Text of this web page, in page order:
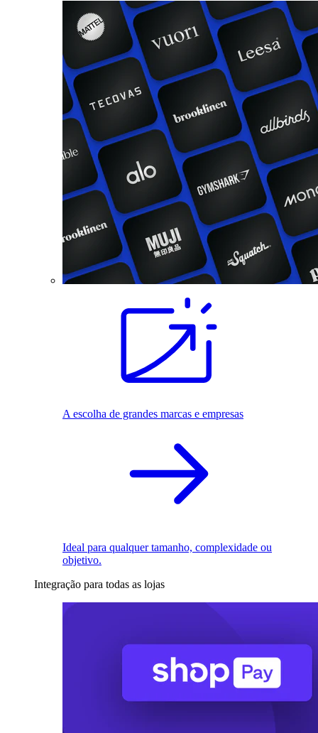
A escolha de grandes marcas e empresas
Ideal para qualquer tamanho, complexidade ou
objetivo.
Integração para todas as lojas